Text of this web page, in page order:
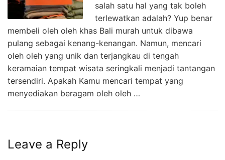
salah satu hal yang tak boleh
terlewatkan adalah? Yup benar
membeli oleh oleh khas Bali murah untuk dibawa
pulang sebagai kenang-kenangan. Namun, mencari
oleh oleh yang unik dan terjangkau di tengah
keramaian tempat wisata seringkali menjadi tantangan
tersendiri. Apakah Kamu mencari tempat yang
menyediakan beragam oleh oleh …
Leave a Reply